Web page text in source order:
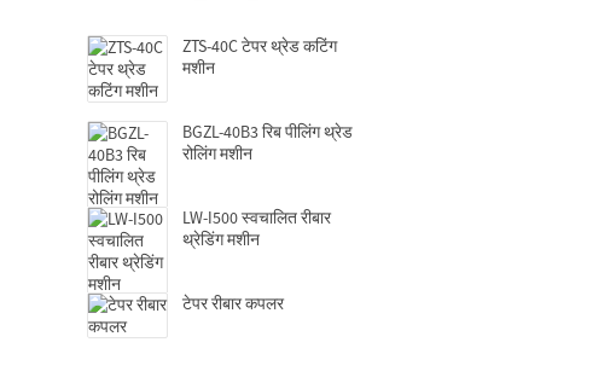
ZTS-40C टेपर थ्रेड कटिंग
मशीन
BGZL-40B3 रिब पीलिंग थ्रेड
रोलिंग मशीन
LW-I500 स्वचालित रीबार
थ्रेडिंग मशीन
टेपर रीबार कपलर